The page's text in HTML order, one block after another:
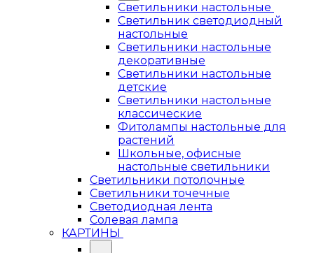
Светильники настольные
Светильник светодиодный
настольные
Светильники настольные
декоративные
Светильники настольные
детские
Светильники настольные
классические
Фитолампы настольные для
растений
Школьные, офисные
настольные светильники
Светильники потолочные
Светильники точечные
Светодиодная лента
Солевая лампа
КАРТИНЫ